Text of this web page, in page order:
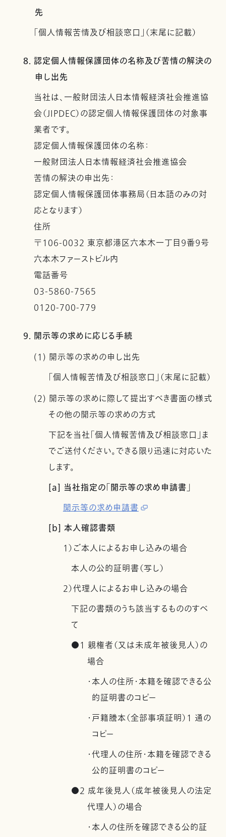
先
「個人情報苦情及び相談窓口」（末尾に記載）
8. 認定個人情報保護団体の名称及び苦情の解決の
申し出先
当社は、一般財団法人日本情報経済社会推進協
会（JIPDEC）の認定個人情報保護団体の対象事
業者です。
認定個人情報保護団体の名称：
一般財団法人日本情報経済社会推進協会
苦情の解決の申出先：
認定個人情報保護団体事務局（日本語のみの対
応となります）
住所
〒106-0032 東京都港区六本木一丁目９番９号
六本木ファーストビル内
電話番号
03-5860-7565
0120-700-779
9. 開示等の求めに応じる手続
(1) 開示等の求めの申し出先
「個人情報苦情及び相談窓口」（末尾に記載）
(2) 開示等の求めに際して提出すべき書面の様式
その他の開示等の求めの方式
下記を当社「個人情報苦情及び相談窓口」ま
でご送付ください。できる限り迅速に対応いた
します。
[a] 当社指定の「開示等の求め申請書」
開示等の求め申請書
[b] 本人確認書類
1）ご本人によるお申し込みの場合
本人の公的証明書（写し）
2）代理人によるお申し込みの場合
下記の書類のうち該当するもののすべ
て
●1 親権者（又は未成年被後見人）の
場合
・本人の住所・本籍を確認できる公
的証明書のコピー
・戸籍謄本（全部事項証明）1 通の
コピー
・代理人の住所・本籍を確認できる
公的証明書のコピー
●2 成年後見人（成年被後見人の法定
代理人）の場合
・本人の住所を確認できる公的証